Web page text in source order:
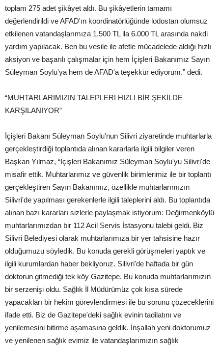
toplam 275 adet şikâyet aldı. Bu şikâyetlerin tamamı
değerlendirildi ve AFAD'ın koordinatörlüğünde lodostan olumsuz
etkilenen vatandaşlarımıza 1.500 TL ila 6.000 TL arasında nakdi
yardım yapılacak. Ben bu vesile ile afetle mücadelede aldığı hızlı
aksiyon ve başarılı çalışmalar için hem İçişleri Bakanımız Sayın
Süleyman Soylu'ya hem de AFAD'a teşekkür ediyorum.” dedi.
“MUHTARLARIMIZIN TALEPLERİ HIZLI BİR ŞEKİLDE
KARŞILANIYOR”
İçişleri Bakanı Süleyman Soylu'nun Silivri ziyaretinde muhtarlarla
gerçekleştirdiği toplantıda alınan kararlarla ilgili bilgiler veren
Başkan Yılmaz, “İçişleri Bakanımız Süleyman Soylu'yu Silivri'de
misafir ettik. Muhtarlarımız ve güvenlik birimlerimiz ile bir toplantı
gerçekleştiren Sayın Bakanımız, özellikle muhtarlarımızın
Silivri'de yapılması gerekenlerle ilgili taleplerini aldı. Bu toplantıda
alınan bazı kararları sizlerle paylaşmak istiyorum: Değirmenköylü
muhtarlarımızdan bir 112 Acil Servis İstasyonu talebi geldi. Biz
Silivri Belediyesi olarak muhtarlarımıza bir yer tahsisine hazır
olduğumuzu söyledik. Bu konuda gerekli görüşmeleri yaptık ve
ilgili kurumlardan haber bekliyoruz. Silivri'de haftada bir gün
doktorun gitmediği tek köy Gazitepe. Bu konuda muhtarlarımızın
bir serzenişi oldu. Sağlık İl Müdürümüz çok kısa sürede
yapacakları bir hekim görevlendirmesi ile bu sorunu çözeceklerini
ifade etti. Biz de Gazitepe'deki sağlık evinin tadilatını ve
yenilemesini bitirme aşamasına geldik. İnşallah yeni doktorumuz
ve yenilenen sağlık evimiz ile vatandaşlarımızın sağlık